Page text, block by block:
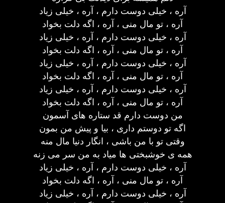
آره ، خیلی دوست دارم ، آره ، خیلی زیاد
آره ، تو مال منی ، آره ، اگه دلت بخواد
آره ، خیلی دوست دارم ، آره ، خیلی زیاد
آره ، تو مال منی ، آره ، اگه دلت بخواد
آره ، خیلی دوست دارم ، آره ، خیلی زیاد
آره ، تو مال منی ، آره ، اگه دلت بخواد
آره ، خیلی دوست دارم ، آره ، خیلی زیاد
آره ، تو مال منی ، آره ، اگه دلت بخواد
من دوست دارم قد ستاره های آسمون
اگه تو دوستم داری ، بیا و پیش من بمون
وقتی تو با من باشی ، انگار دنیا مال منه
همه ی خوشبختی ها میاد به من سر می زنه
آره ، خیلی دوست دارم ، آره ، خیلی زیاد
آره ، تو مال منی ، آره ، اگه دلت بخواد
آره ، خیلی دوست دارم ، آره ، خیلی زیاد